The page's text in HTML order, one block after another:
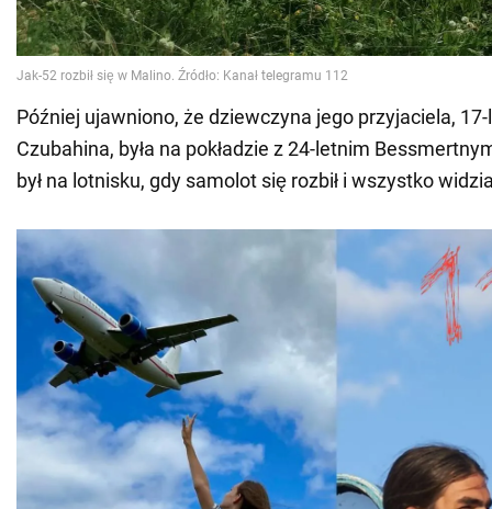
Później ujawniono, że dziewczyna jego przyjaciela,
Czubahina, była na pokładzie z 24-letnim
był na lotnisku, gdy samolot się rozbił i wszystko